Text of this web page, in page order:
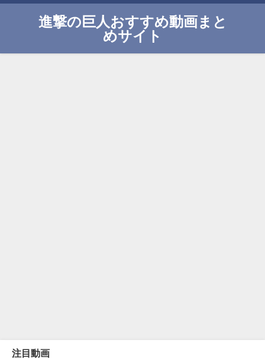
進撃の巨人おすすめ動画まと
めサイト
注目動画